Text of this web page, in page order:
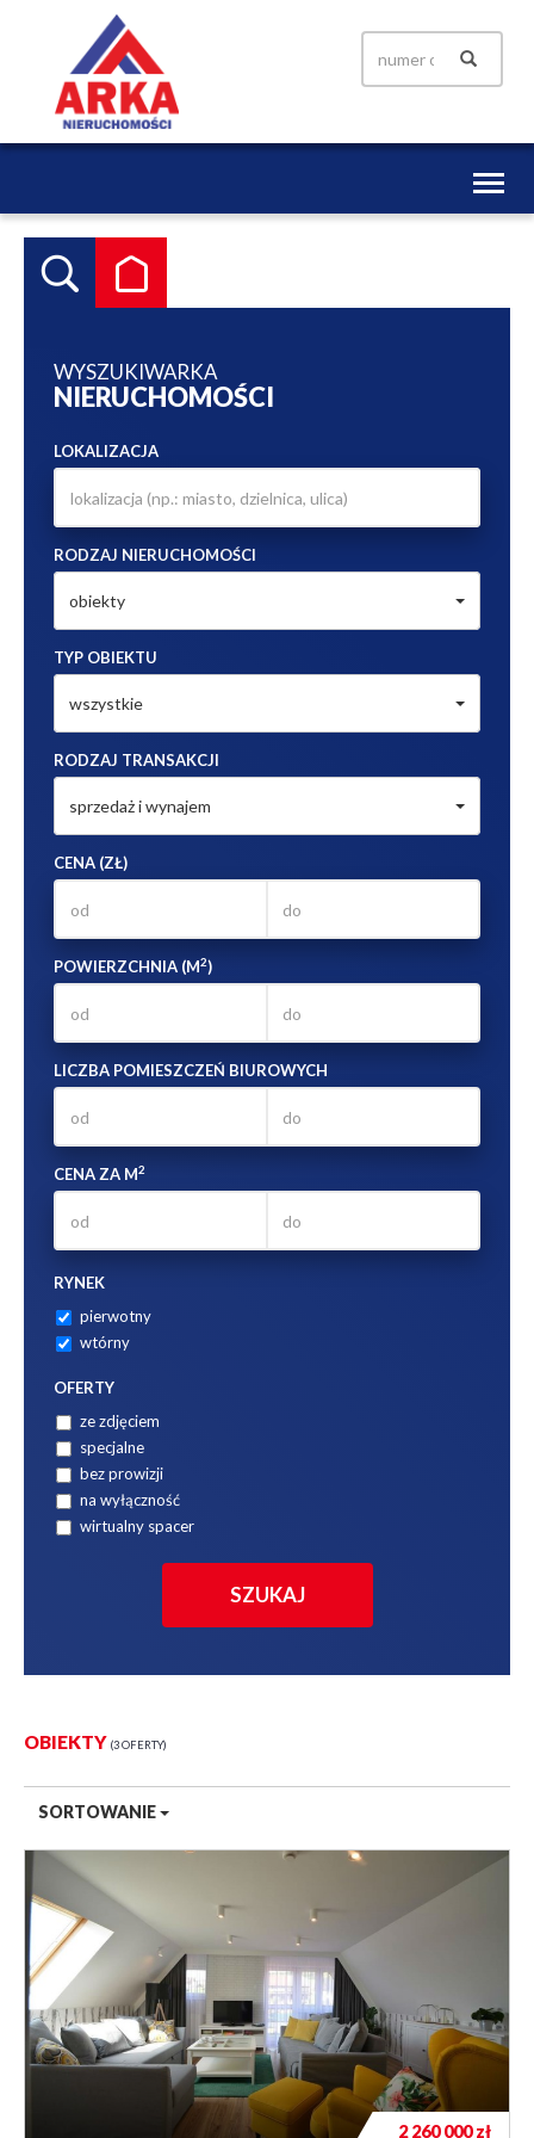
Toggle
WYSZUKIWARKA
NIERUCHOMOŚCI
LOKALIZACJA
RODZAJ NIERUCHOMOŚCI
obiekty
TYP OBIEKTU
wszystkie
RODZAJ TRANSAKCJI
sprzedaż i wynajem
CENA (ZŁ)
POWIERZCHNIA (M2)
LICZBA POMIESZCZEŃ BIUROWYCH
CENA ZA M2
RYNEK
pierwotny
wtórny
OFERTY
ze zdjęciem
specjalne
bez prowizji
na wyłączność
wirtualny spacer
OBIEKTY 3 OFERTY
SORTOWANIE
2 260 000zł